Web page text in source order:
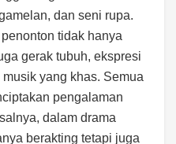
dan seni rupa.
tidak hanya
gerak tubuh, ekspresi
yang khas. Semua
pengalaman
dalam drama
berakting tetapi juga